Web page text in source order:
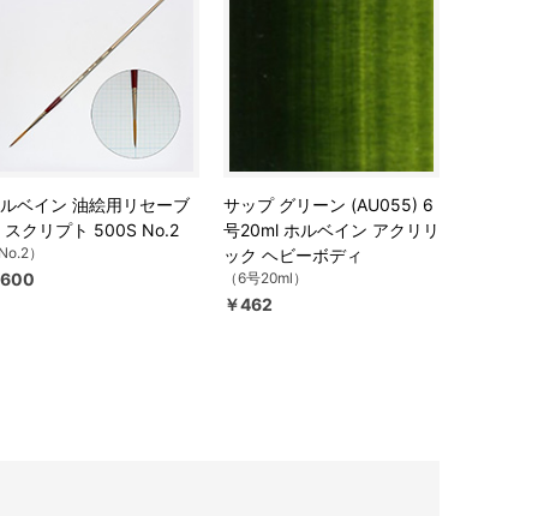
ベイン 油絵用リセーブ
スクリプト 500S No.2
）
サップ グリーン (AU055) 6
号20ml ホルベイン アクリリ
ック ヘビーボディ
（6号20ml）
￥462